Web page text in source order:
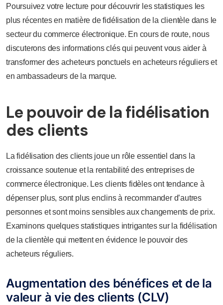
Poursuivez votre lecture pour découvrir les statistiques les
plus récentes en matière de fidélisation de la clientèle dans le
secteur du commerce électronique. En cours de route, nous
discuterons des informations clés qui peuvent vous aider à
transformer des acheteurs ponctuels en acheteurs réguliers et
en ambassadeurs de la marque.
Le pouvoir de la fidélisation
des clients
La fidélisation des clients joue un rôle essentiel dans la
croissance soutenue et la rentabilité des entreprises de
commerce électronique. Les clients fidèles ont tendance à
dépenser plus, sont plus enclins à recommander d’autres
personnes et sont moins sensibles aux changements de prix.
Examinons quelques statistiques intrigantes sur la fidélisation
de la clientèle qui mettent en évidence le pouvoir des
acheteurs réguliers.
Augmentation des bénéfices et de la
valeur à vie des clients (CLV)